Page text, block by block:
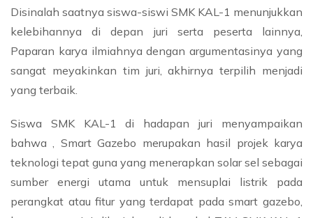
Disinalah saatnya siswa-siswi SMK KAL-1 menunjukkan
kelebihannya di depan juri serta peserta lainnya,
Paparan karya ilmiahnya dengan argumentasinya yang
sangat meyakinkan tim juri, akhirnya terpilih menjadi
yang terbaik.
Siswa SMK KAL-1 di hadapan juri menyampaikan
bahwa , Smart Gazebo merupakan hasil projek karya
teknologi tepat guna yang menerapkan solar sel sebagai
sumber energi utama untuk mensuplai listrik pada
perangkat atau fitur yang terdapat pada smart gazebo,